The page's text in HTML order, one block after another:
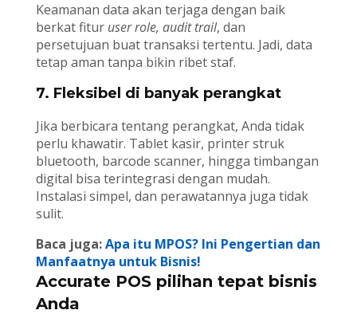
Keamanan data akan terjaga dengan baik
berkat fitur user role, audit trail, dan
persetujuan buat transaksi tertentu. Jadi, data
tetap aman tanpa bikin ribet staf.
7. Fleksibel di banyak perangkat
Jika berbicara tentang perangkat, Anda tidak
perlu khawatir. Tablet kasir, printer struk
bluetooth, barcode scanner, hingga timbangan
digital bisa terintegrasi dengan mudah.
Instalasi simpel, dan perawatannya juga tidak
sulit.
Baca juga:Apa itu MPOS? Ini Pengertian dan
Manfaatnya untuk Bisnis!
Accurate POS pilihan tepat bisnis
Anda